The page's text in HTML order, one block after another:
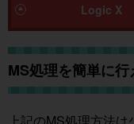
Logic X
MS処理を簡単に
上記のMS処理方法は